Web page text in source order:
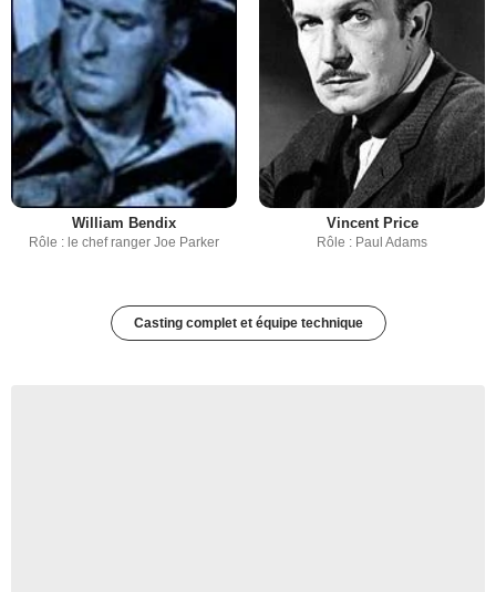
William Bendix
Rôle : le chef ranger Joe Parker
Vincent Price
Rôle : Paul Adams
Casting complet et équipe technique